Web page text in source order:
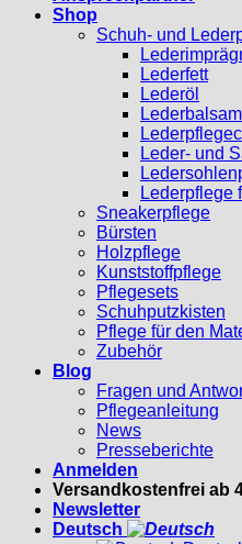
Shop
Schuh- und
Lederfett
Lederöl
Lederbalsam
Leder- und
Lederpflege
Sneakerpflege
Bürsten
Holzpflege
Kunststoffpflege
Pflegesets
Schuhputzkisten
Pflege für den
Zubehör
Blog
Fragen und
Pflegeanleitung
News
Presseberichte
Anmelden
Versandkostenfrei ab
Newsletter
Deutsch